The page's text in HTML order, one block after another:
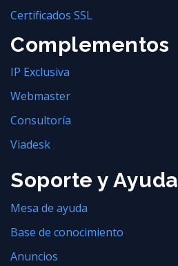
Certificados SSL
Complementos
IP Exclusiva
Webmaster
Consultoría
Viadesk
Soporte y Ayuda
Mesa de ayuda
Base de conocimiento
Anuncios